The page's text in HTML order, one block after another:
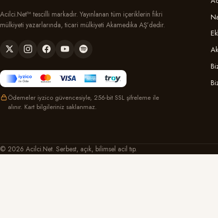
Acilci.Net™ tescilli markadır. Yayınlanan tüm içeriklerin fikri
mülkiyeti yazarlarında, ticari mülkiyeti Akamedika AŞ’dedir.
Ödemeler iyzico güvencesiyle, 256-bit SSL şifreleme ile
alınır. Kart bilgileriniz saklanmaz.
© 2026 Acilci.Net. Serbest, açık, bilimsel acil tıp.